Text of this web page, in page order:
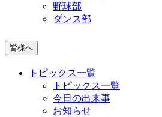
野球部
ダンス部
皆様へ
トピックス一覧
トピックス一覧
今日の出来事
お知らせ